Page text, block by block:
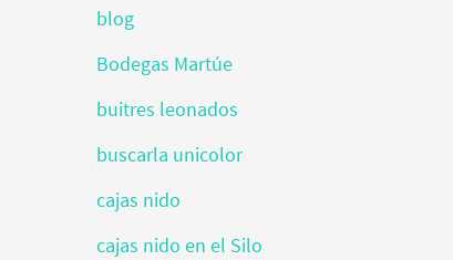
blog
Bodegas Martúe
buitres leonados
buscarla unicolor
cajas nido
cajas nido en el Silo